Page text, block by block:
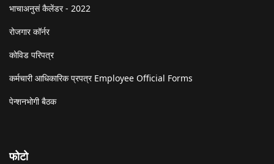
भाचाअनुसं कैलेंडर - 2022
रोजगार कॉर्नर
कोविड परिपत्र
कर्मचारी आधिकारिक प्रपत्र Employee Official Forms
पेन्शनभोगी बैठक
फोटो